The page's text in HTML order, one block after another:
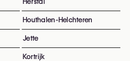
Houthalen-Helchteren
Jette
Kortrijk